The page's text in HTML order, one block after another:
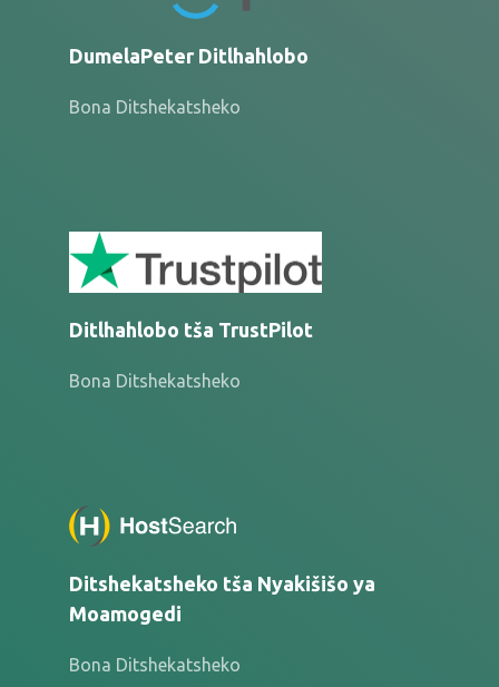
DumelaPeter Ditlhahlobo
Bona Ditshekatsheko
Ditlhahlobo tša TrustPilot
Bona Ditshekatsheko
Ditshekatsheko tša Nyakišišo ya
Moamogedi
Bona Ditshekatsheko